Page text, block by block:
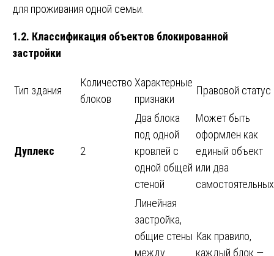
для проживания одной семьи.
1.2. Классификация объектов блокированной
застройки
Тип здания
Количество
блоков
Характерные
признаки
Правовой статус
Дуплекс 2
Два блока
под одной
кровлей с
одной общей
стеной
Может быть
оформлен как
единый объект
или два
самостоятельных
Линейная
застройка,
общие стены
между
Как правило,
каждый блок —